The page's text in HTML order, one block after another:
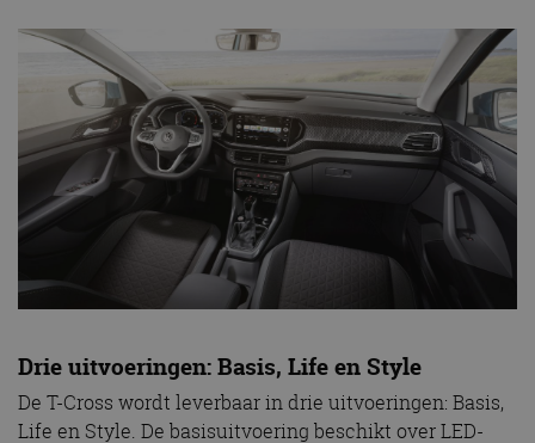
Drie uitvoeringen: Basis, Life en Style
De T-Cross wordt leverbaar in drie uitvoeringen: Basis,
Life en Style. De basisuitvoering beschikt over LED-